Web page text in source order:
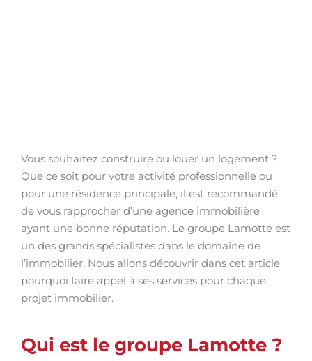
Vous souhaitez construire ou louer un logement ?
Que ce soit pour votre activité professionnelle ou
pour une résidence principale, il est recommandé
de vous rapprocher d’une agence immobilière
ayant une bonne réputation. Le groupe Lamotte est
un des grands spécialistes dans le domaine de
l’immobilier. Nous allons découvrir dans cet article
pourquoi faire appel à ses services pour chaque
projet immobilier.
Qui est le groupe Lamotte ?